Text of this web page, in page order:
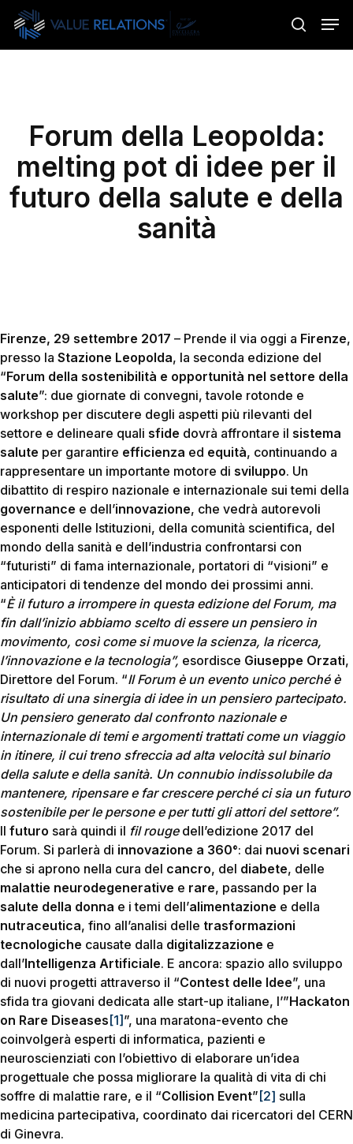
Skip
main
search
Forum della Leopolda:
melting pot di idee per il
futuro della salute e della
sanità
Firenze, 29 settembre 2017 – Prende il via oggi a Firenze,
presso la Stazione Leopolda, la seconda edizione del
“Forum della sostenibilità e opportunità nel settore della
salute”: due giornate di convegni, tavole rotonde e
workshop per discutere degli aspetti più rilevanti del
settore e delineare quali sfide dovrà affrontare il sistema
salute per garantire efficienza ed equità, continuando a
rappresentare un importante motore di sviluppo. Un
dibattito di respiro nazionale e internazionale sui temi della
governance e dell’innovazione, che vedrà autorevoli
esponenti delle Istituzioni, della comunità scientifica, del
mondo della sanità e dell’industria confrontarsi con
“futuristi” di fama internazionale, portatori di “visioni” e
anticipatori di tendenze del mondo dei prossimi anni.
“È il futuro a irrompere in questa edizione del Forum, ma
fin dall’inizio abbiamo scelto di essere un pensiero in
movimento, così come si muove la scienza, la ricerca,
l’innovazione e la tecnologia”, esordisce Giuseppe Orzati,
Direttore del Forum. “Il Forum è un evento unico perché è
risultato di una sinergia di idee in un pensiero partecipato.
Un pensiero generato dal confronto nazionale e
internazionale di temi e argomenti trattati come un viaggio
in itinere, il cui treno sfreccia ad alta velocità sul binario
della salute e della sanità. Un connubio indissolubile da
mantenere, ripensare e far crescere perché ci sia un futuro
sostenibile per le persone e per tutti gli attori del settore”.
Il futuro sarà quindi il fil rougedell’edizione 2017 del
Forum. Si parlerà di innovazione a 360°: dai nuovi scenari
che si aprono nella cura del cancro, del diabete, delle
malattie neurodegenerative e rare, passando per la
salute della donna e i temi dell’alimentazione e della
nutraceutica, fino all’analisi delle trasformazioni
tecnologiche causate dalla digitalizzazione e
dall’Intelligenza Artificiale. E ancora: spazio allo sviluppo
di nuovi progetti attraverso il “Contest delle Idee”, una
sfida tra giovani dedicata alle start-up italiane, l’”Hackaton
on Rare Diseases [1] ”, una maratona-evento che
coinvolgerà esperti di informatica, pazienti e
neuroscienziati con l’obiettivo di elaborare un’idea
progettuale che possa migliorare la qualità di vita di chi
soffre di malattie rare, e il “Collision Event” [2] sulla
medicina partecipativa, coordinato dai ricercatori del CERN
di Ginevra.